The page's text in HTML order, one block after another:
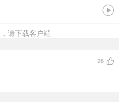
请下载客户端
26